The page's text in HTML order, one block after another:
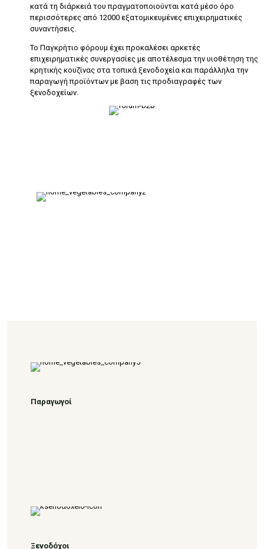
κατά τη διάρκειά του πραγματοποιούνται κατά μέσο όρο
περισσότερες από 12000 εξατομικευμένες επιχειρηματικές
συναντήσεις.
To Παγκρήτιο φόρουμ έχει προκαλέσει αρκετές
επιχειρηματικές συνεργασίες με αποτέλεσμα την υιοθέτηση της
κρητικής κουζίνας στα τοπικά ξενοδοχεία και παράλληλα την
παραγωγή προϊόντων με βαση τις προδιαγραφές των
ξενοδοχείων.
Παραγωγοί
Ξενοδόχοι